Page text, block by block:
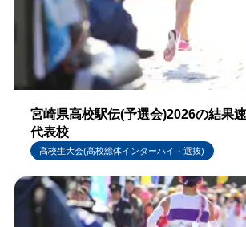
宮崎県高校駅伝(予選会)2026の結果速
代表校
高校生大会(高校総体インターハイ・選抜)